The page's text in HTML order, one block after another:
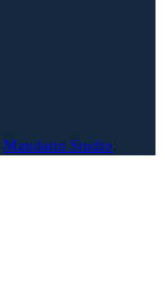
Mandarin Studio.